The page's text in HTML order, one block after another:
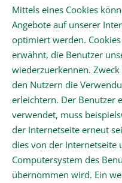
Mittels eines Cookies
Angebote auf unserer
optimiert werden.
erwähnt, die Benutzer
wiederzuerkennen.
den Nutzern die
erleichtern. Der Benutzer
verwendet, muss
der Internetseite erneut
dies von der Internetseite
Computersystem des
übernommen wird. Ein